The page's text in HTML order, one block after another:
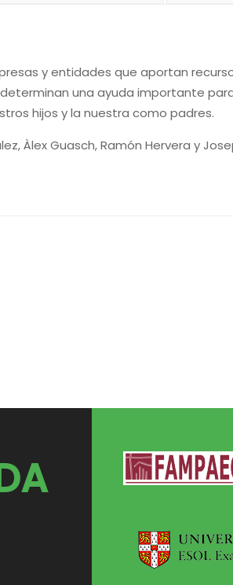
y entidades que aportan
una ayuda importante
hijos y la nuestra como padres.
Àlex Guasch, Ramón Hervera y